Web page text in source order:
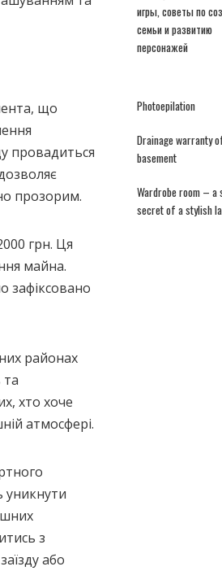
що
провадиться
прозорим.
грн. Ця
майна.
зафіксовано
районах
та
хто хоче
атмосфері.
уникнути
з
або
игры, советы по
семьи и развитию
персонажей
Photoepilation
Drainage warranty
basement
Wardrobe room – a
secret of a stylish